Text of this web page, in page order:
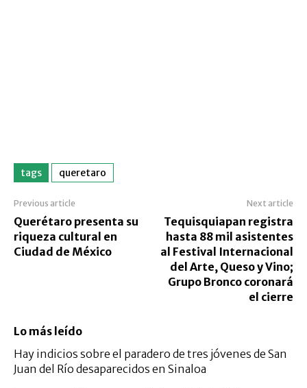
tags queretaro
Previous article
Querétaro presenta su
riqueza cultural en
Ciudad de México
Next article
Tequisquiapan registra
hasta 88 mil asistentes
al Festival Internacional
del Arte, Queso y Vino;
Grupo Bronco coronará
el cierre
Lo más leído
Hay indicios sobre el paradero de tres jóvenes de San
Juan del Río desaparecidos en Sinaloa